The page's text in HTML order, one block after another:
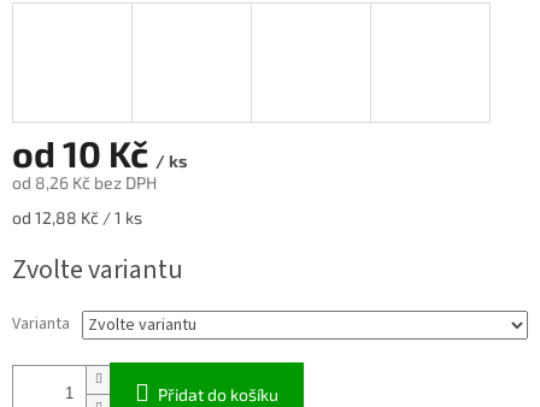
od 10 Kč / ks
od 8,26 Kč bez DPH
Měrná
od 12,88 Kč / 1 ks
Zvolte variantu
Varianta
Přidat do košíku